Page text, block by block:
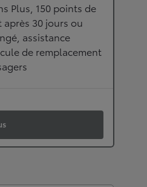
Plus, 150 points de
30 jours ou
assistance
de remplacement